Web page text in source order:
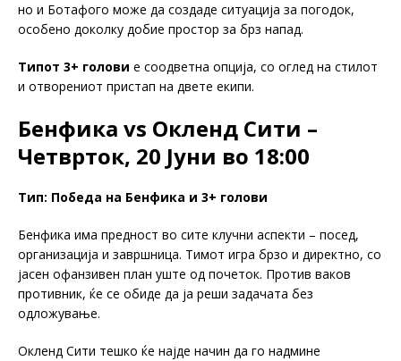
но и Ботафого може да создаде ситуација за погодок,
особено доколку добие простор за брз напад.
Типот 3+ голови е соодветна опција, со оглед на стилот
и отворениот пристап на двете екипи.
Бенфика vs Окленд Сити –
Четврток, 20 Јуни во 18:00
Тип: Победа на Бенфика и 3+ голови
Бенфика има предност во сите клучни аспекти – посед,
организација и завршница. Тимот игра брзо и директно, со
јасен офанзивен план уште од почеток. Против ваков
противник, ќе се обиде да ја реши задачата без
одложување.
Окленд Сити тешко ќе најде начин да го надмине